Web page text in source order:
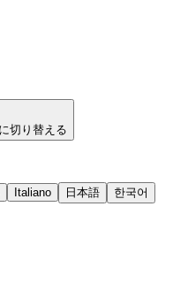
切り替える
Italiano 日本語
한국어